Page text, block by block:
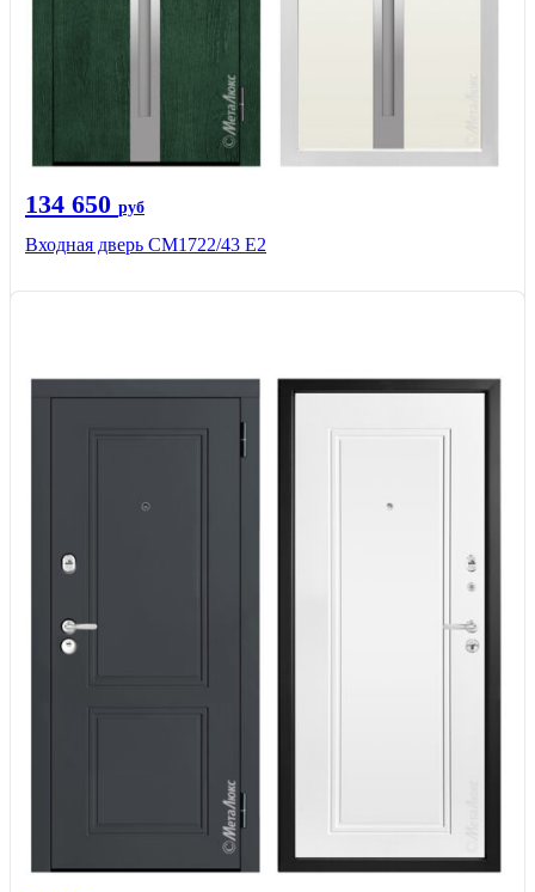
134 650 руб
Входная дверь СМ1722/43 Е2